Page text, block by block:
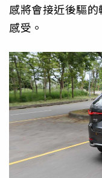
感將會接近後驅
感受。